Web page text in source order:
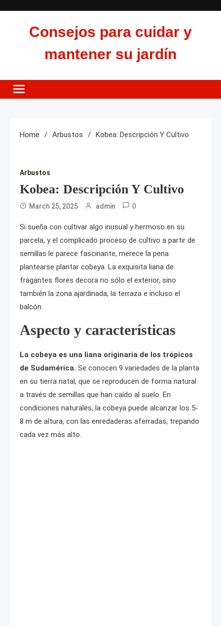
Consejos para cuidar y
mantener su jardín
Home Arbustos Kobea: Descripción Y Cultivo
Arbustos
Kobea: Descripción Y Cultivo
March 25, 2025 admin 0
Si sueña con cultivar algo inusual y hermoso en su
parcela, y el complicado proceso de cultivo a partir de
semillas le parece fascinante, merece la pena
plantearse plantar cobeya. La exquisita liana de
fragantes flores decora no sólo el exterior, sino
también la zona ajardinada, la terraza e incluso el
balcón.
Aspecto y características
La cobeya es una liana originaria de los trópicos
de Sudamérica. Se conocen 9 variedades de la planta
en su tierra natal, que se reproducen de forma natural
a través de semillas que han caído al suelo. En
condiciones naturales, la cobeya puede alcanzar los 5-
8 m de altura, con las enredaderas aferradas, trepando
cada vez más alto.